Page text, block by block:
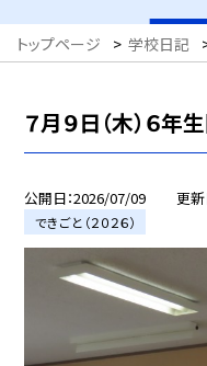
トップページ > 学校日記
７月９日（木）６年
公開日 2026/07/09 更
できごと（２０２６）